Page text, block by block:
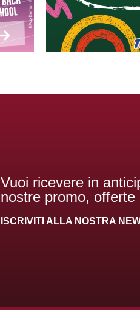
Vuoi ricevere in
nostre promo, offerte
ISCRIVITI ALLA NOSTRA